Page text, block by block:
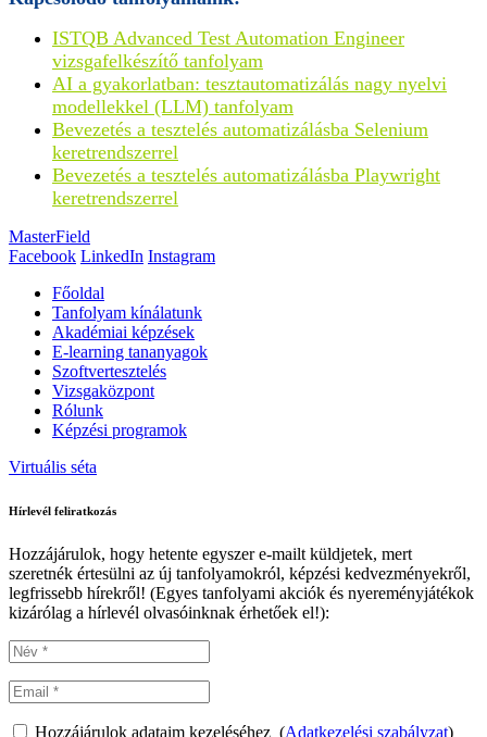
ISTQB Advanced Test Automation Engineer
vizsgafelkészítő tanfolyam
AI a gyakorlatban: tesztautomatizálás nagy nyelvi
modellekkel (LLM) tanfolyam
Bevezetés a tesztelés automatizálásba Selenium
keretrendszerrel
Bevezetés a tesztelés automatizálásba Playwright
keretrendszerrel
MasterField
Facebook LinkedIn Instagram
Főoldal
Tanfolyam kínálatunk
Akadémiai képzések
E-learning tananyagok
Szoftvertesztelés
Vizsgaközpont
Rólunk
Képzési programok
Virtuális séta
Hírlevél feliratkozás
Hozzájárulok, hogy hetente egyszer e-mailt küldjetek, mert
szeretnék értesülni az új tanfolyamokról, képzési kedvezményekről,
legfrissebb hírekről! (Egyes tanfolyami akciók és nyereményjátékok
kizárólag a hírlevél olvasóinknak érhetőek el!):
Hozzájárulok adataim kezeléséhez (Adatkezelési szabályzat)